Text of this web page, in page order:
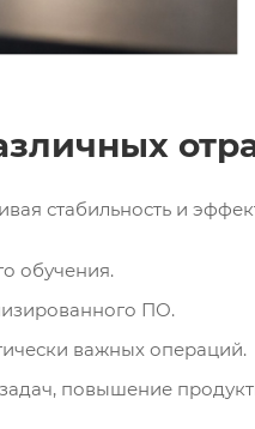
стабильность и
обучения.
ПО.
важных операций.
повышение